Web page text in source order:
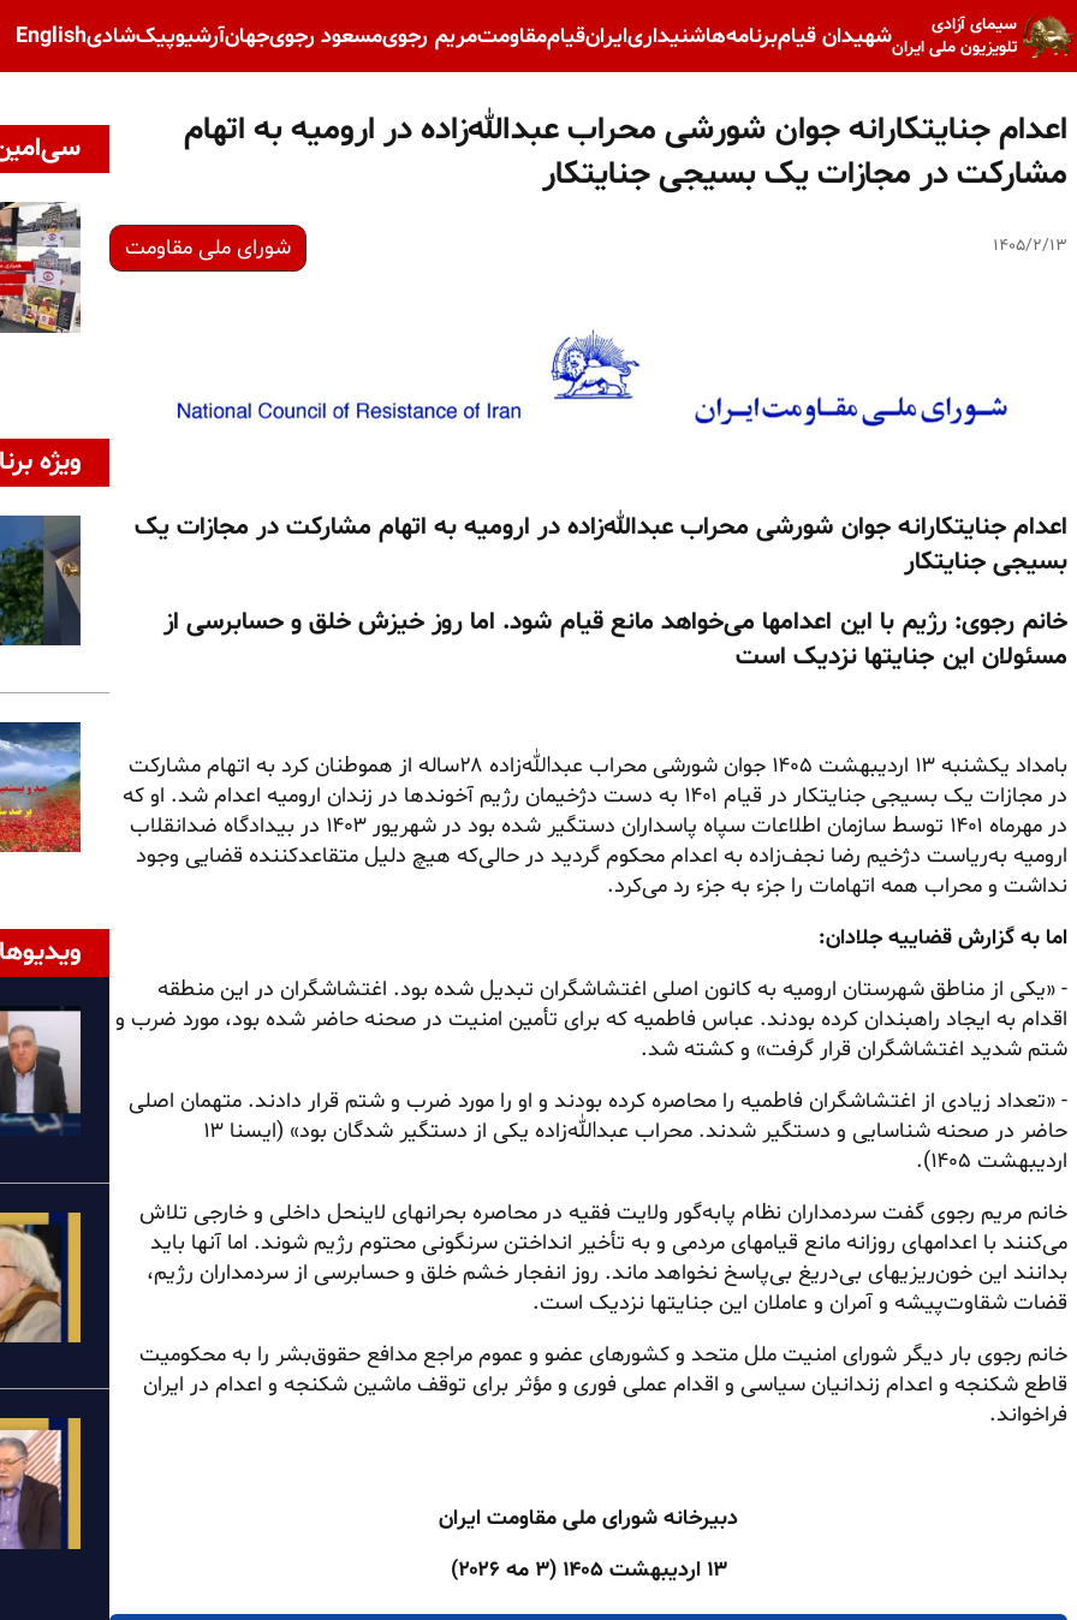
سیمای آزادی
تلویزیون ملی ایرانشهیدان قیامبرنامه‌هاشنیداریایرانقیاممقاومتمریم رجویمسعود رجویجهانآرشیوپیک‌شادیEnglish
اعدام جنایتکارانه جوان شورشی محراب عبدالله‌زاده در ارومیه به اتهام
مشارکت در مجازات یک بسیجی جنایتکار
۱۴۰۵/۲/۱۳ شورای ملی مقاومت
اعدام جنایتکارانه جوان شورشی محراب عبدالله‌زاده در ارومیه به اتهام مشارکت در مجازات یک
بسیجی جنایتکار
خانم رجوی: رژیم با این اعدامها می‌خواهد مانع قیام شود. اما روز خیزش خلق و حسابرسی از
مسئولان این جنایتها نزدیک است
بامداد یکشنبه ۱۳ اردیبهشت ۱۴۰۵ جوان شورشی محراب عبدالله‌زاده ۲۸ساله از هموطنان کرد به اتهام مشارکت
در مجازات یک بسیجی جنایتکار در قیام ۱۴۰۱ به دست دژخیمان رژیم آخوندها در زندان ارومیه اعدام شد. او که
در مهرماه ۱۴۰۱ توسط سازمان اطلاعات سپاه پاسداران دستگیر شده بود در شهریور ۱۴۰۳ در بیدادگاه ضدانقلاب
ارومیه به‌ریاست دژخیم رضا نجف‌زاده به اعدام محکوم گردید در حالی‌که هیچ دلیل متقاعدکننده قضایی وجود
نداشت و محراب همه اتهامات را جزء به جزء رد می‌کرد.
اما به گزارش قضاییه جلادان:
- «یکی از مناطق شهرستان ارومیه به کانون اصلی اغتشاشگران تبدیل شده بود. اغتشاشگران در این منطقه
اقدام به ایجاد راهبندان کرده بودند. عباس فاطمیه که برای تأمین امنیت در صحنه حاضر شده بود، مورد ضرب و
شتم شدید اغتشاشگران قرار گرفت» و کشته شد.
- «تعداد زیادی از اغتشاشگران فاطمیه را محاصره کرده بودند و او را مورد ضرب و شتم قرار دادند. متهمان اصلی
حاضر در صحنه شناسایی و دستگیر شدند. محراب عبدالله‌زاده یکی از دستگیر شدگان بود» (ایسنا ۱۳
اردیبهشت ۱۴۰۵).
خانم مریم رجوی گفت سردمداران نظام پابه‌گور ولایت فقیه در محاصره بحرانهای لاینحل داخلی و خارجی تلاش
می‌کنند با اعدامهای روزانه مانع قیامهای مردمی و به تأخیر انداختن سرنگونی محتوم رژیم شوند. اما آنها باید
بدانند این خون‌ریزیهای بی‌دریغ بی‌پاسخ نخواهد ماند. روز انفجار خشم خلق و حسابرسی از سردمداران رژیم،
قضات شقاوت‌پیشه و آمران و عاملان این جنایتها نزدیک است.
خانم رجوی بار دیگر شورای امنیت ملل متحد و کشورهای عضو و عموم مراجع مدافع حقوق‌بشر را به محکومیت
قاطع شکنجه و اعدام زندانیان سیاسی و اقدام عملی فوری و مؤثر برای توقف ماشین شکنجه و اعدام در ایران
فراخواند.
دبیرخانه شورای ملی مقاومت ایران
۱۳ اردیبهشت ۱۴۰۵ (۳ مه ۲۰۲۶)
ویژه